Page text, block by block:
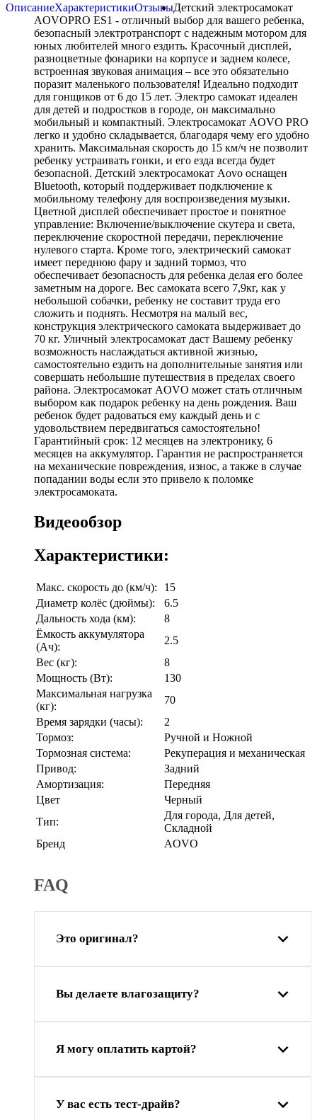
ОписаниеХарактеристикиОтзывыДетский электросамокат
AOVOPRO ES1 - отличный выбор для вашего ребенка,
безопасный электротранспорт с надежным мотором для
юных любителей много ездить. Красочный дисплей,
разноцветные фонарики на корпусе и заднем колесе,
встроенная звуковая анимация – все это обязательно
поразит маленького пользователя! Идеально подходит
для гонщиков от 6 до 15 лет. Электро самокат идеален
для детей и подростков в городе, он максимально
мобильный и компактный. Электросамокат AOVO PRO
легко и удобно складывается, благодаря чему его удобно
хранить. Максимальная скорость до 15 км/ч не позволит
ребенку устраивать гонки, и его езда всегда будет
безопасной. Детский электросамокат Aovo оснащен
Bluetooth, который поддерживает подключение к
мобильному телефону для воспроизведения музыки.
Цветной дисплей обеспечивает простое и понятное
управление: Включение/выключение скутера и света,
переключение скоростной передачи, переключение
нулевого старта. Кроме того, электрический самокат
имеет переднюю фару и задний тормоз, что
обеспечивает безопасность для ребенка делая его более
заметным на дороге. Вес самоката всего 7,9кг, как у
небольшой собачки, ребенку не составит труда его
сложить и поднять. Несмотря на малый вес,
конструкция электрического самоката выдерживает до
70 кг. Уличный электросамокат даст Вашему ребенку
возможность наслаждаться активной жизнью,
самостоятельно ездить на дополнительные занятия или
совершать небольшие путешествия в пределах своего
района. Электросамокат AOVO может стать отличным
выбором как подарок ребенку на день рождения. Ваш
ребенок будет радоваться ему каждый день и с
удовольствием передвигаться самостоятельно!
Гарантийный срок: 12 месяцев на электронику, 6
месяцев на аккумулятор. Гарантия не распространяется
на механические повреждения, износ, а также в случае
попадании воды если это привело к поломке
электросамоката.
Видеообзор
Характеристики:
Макс. скорость до (км/ч):
15
Диаметр колёс (дюймы):
6.5
Дальность хода (км):
8
Ёмкость аккумулятора
(Ач):
2.5
Вес (кг):
8
Мощность (Вт):
130
Максимальная нагрузка
(кг):
70
Время зарядки (часы):
2
Тормоз:
Ручной и Ножной
Тормозная система:
Рекуперация и механическая
Привод:
Задний
Амортизация:
Передняя
Цвет
Черный
Тип:
Для города, Для детей,
Складной
Бренд
AOVO
FAQ
Это оригинал?
Вы делаете влагозащиту?
Я могу оплатить картой?
У вас есть тест-драйв?